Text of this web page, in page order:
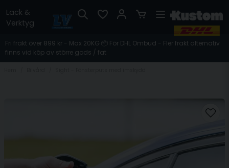
Lack &
Verktyg
Fri frakt över 899 kr - Max 20KG 📦 För DHL Ombud - Fler frakt alternativ
finns vid köp av större gods / fat